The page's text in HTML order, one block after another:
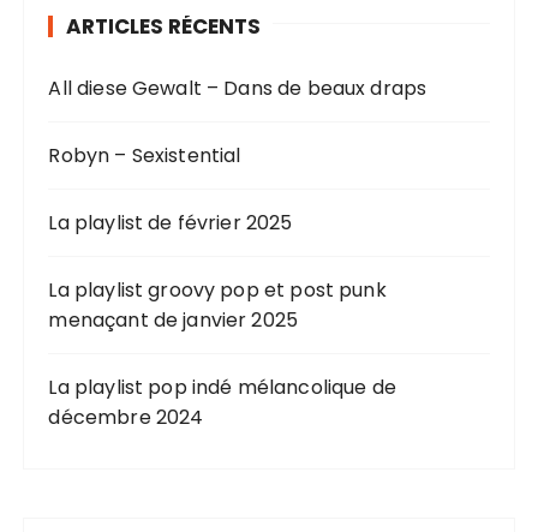
ARTICLES RÉCENTS
All diese Gewalt – Dans de beaux draps
Robyn – Sexistential
La playlist de février 2025
La playlist groovy pop et post punk
menaçant de janvier 2025
La playlist pop indé mélancolique de
décembre 2024